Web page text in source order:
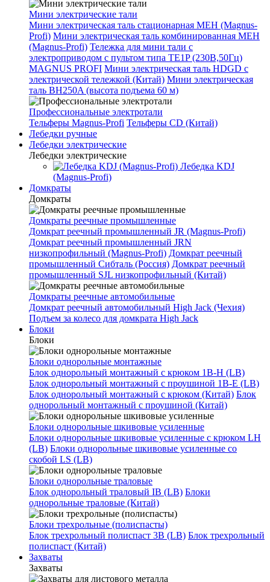
Мини электрические тали
Мини электрическая таль стационарная МЕН (Magnus-
Profi) Мини электрическая таль комбинированная МЕН
(Magnus-Profi) Тележка для мини тали с
электроприводом с пультом типа TE1P (230В,50Гц)
MAGNUS PROFI Мини электрическая таль HDGD с
электрической тележкой (Китай) Мини электрическая
таль BH250A (высота подъема 60 м)
Профессиональные электротали
Тельферы Magnus-Profi Тельферы CD (Китай)
Лебедки ручные
Лебедки электрические
Лебедки электрические
Лебедка KDJ
(Magnus-Profi)
Домкраты
Домкраты
Домкраты реечные промышленные
Домкрат реечный промышленный JR (Magnus-Profi)
Домкрат реечный промышленный JRN
низкопрофильный (Magnus-Profi) Домкрат реечный
промышленный Сибталь (Россия) Домкрат реечный
промышленный SJL низкопрофильный (Китай)
Домкраты реечные автомобильные
Домкрат реечный автомобильный High Jack (Чехия)
Подъем за колесо для домкрата High Jack
Блоки
Блоки
Блоки однорольные монтажные
Блок однорольный монтажный с крюком 1B-H (LB)
Блок однорольный монтажный с проушиной 1B-E (LB)
Блок однорольный монтажный с крюком (Китай) Блок
однорольный монтажный с проушиной (Китай)
Блоки однорольные шкивовые усиленные
Блоки однорольные шкивовые усиленные с крюком LH
(LB) Блоки однорольные шкивовые усиленные со
скобой LS (LB)
Блоки однорольные траловые
Блок однорольный траловый IB (LB) Блоки
однорольные траловые (Китай)
Блоки трехрольные (полиспасты)
Блок трехрольный полиспаст 3B (LB) Блок трехрольный
полиспаст (Китай)
Захваты
Захваты